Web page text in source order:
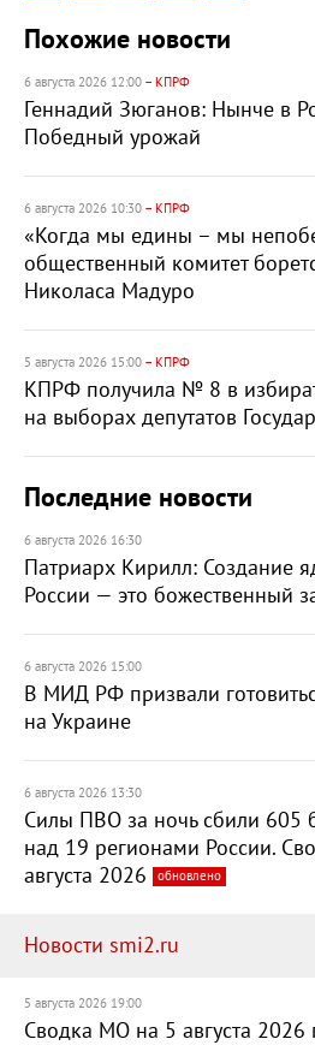
Похожие новости
6 августа 2026 12:00 – КПРФ
Геннадий Зюганов: Нынче в
Победный урожай
6 августа 2026 10:30 – КПРФ
«Когда мы едины – мы
общественный комитет
Николаса Мадуро
5 августа 2026 15:00 – КПРФ
КПРФ получила № 8 в
на выборах депутатов
Последние новости
6 августа 2026 16:30
Патриарх Кирилл: Создание
России — это божественный
6 августа 2026 15:00
В МИД РФ призвали
на Украине
6 августа 2026 13:30
Силы ПВО за ночь сбили 605
над 19 регионами России.
августа 2026
обновлено
Новости smi2.ru
5 августа 2026 19:00
Сводка МО на 5 августа 2026